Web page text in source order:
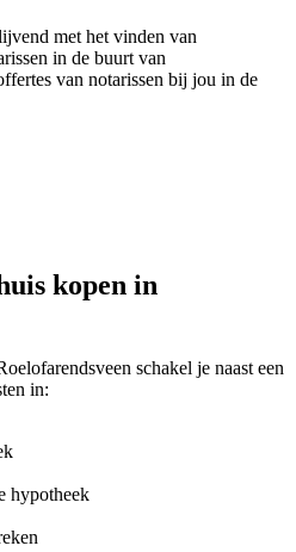
met het vinden van
in de buurt van
van notarissen bij jou in de
kopen in
schakel je naast een
in:
hypotheek